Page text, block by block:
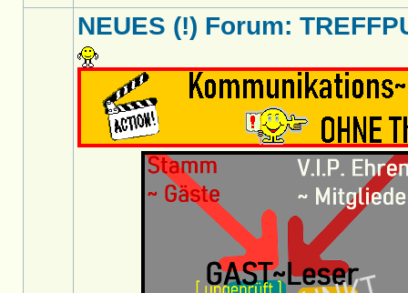
NEUES (!) Forum: